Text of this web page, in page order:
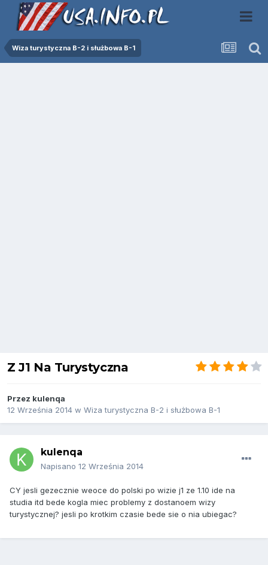
Wiza turystyczna B-2 i służbowa B-1
Z J1 Na Turystyczna
Przez kulenqa
12 Września 2014 w Wiza turystyczna B-2 i służbowa B-1
kulenqa
Napisano 12 Września 2014
CY jesli gezecznie weoce do polski po wizie j1 ze 1.10 ide na
studia itd bede kogla miec problemy z dostanoem wizy
turystycznej? jesli po krotkim czasie bede sie o nia ubiegac?